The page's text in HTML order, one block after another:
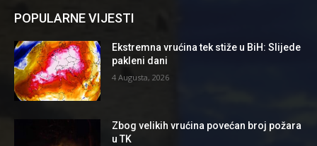
POPULARNE VIJESTI
Ekstremna vrućina tek stiže u BiH: Slijede
pakleni dani
4 Augusta, 2026
Zbog velikih vrućina povećan broj požara
u TK